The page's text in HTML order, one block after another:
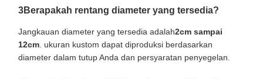
3Berapakah rentang diameter yang tersedia?
Jangkauan diameter yang tersedia adalah2cm sampai
12cm . ukuran kustom dapat diproduksi berdasarkan
diameter dalam tutup Anda dan persyaratan penyegelan.